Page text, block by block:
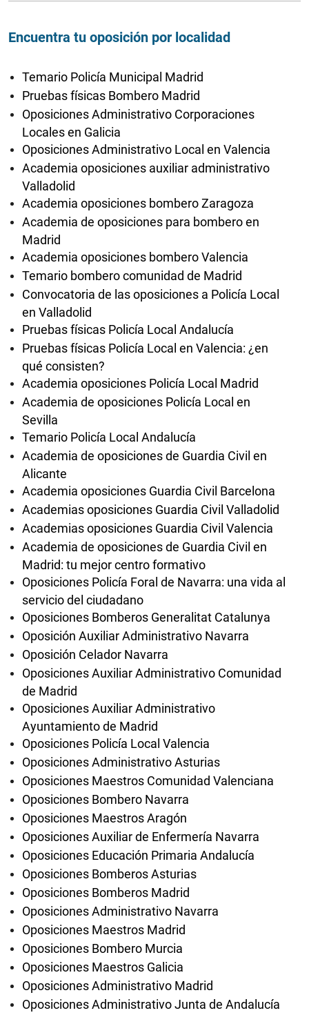
Encuentra tu oposición por localidad
Temario Policía Municipal Madrid
Pruebas físicas Bombero Madrid
Oposiciones Administrativo Corporaciones
Locales en Galicia
Oposiciones Administrativo Local en Valencia
Academia oposiciones auxiliar administrativo
Valladolid
Academia oposiciones bombero Zaragoza
Academia de oposiciones para bombero en
Madrid
Academia oposiciones bombero Valencia
Temario bombero comunidad de Madrid
Convocatoria de las oposiciones a Policía Local
en Valladolid
Pruebas físicas Policía Local Andalucía
Pruebas físicas Policía Local en Valencia: ¿en
qué consisten?
Academia oposiciones Policía Local Madrid
Academia de oposiciones Policía Local en
Sevilla
Temario Policía Local Andalucía
Academia de oposiciones de Guardia Civil en
Alicante
Academia oposiciones Guardia Civil Barcelona
Academias oposiciones Guardia Civil Valladolid
Academias oposiciones Guardia Civil Valencia
Academia de oposiciones de Guardia Civil en
Madrid: tu mejor centro formativo
Oposiciones Policía Foral de Navarra: una vida al
servicio del ciudadano
Oposiciones Bomberos Generalitat Catalunya
Oposición Auxiliar Administrativo Navarra
Oposición Celador Navarra
Oposiciones Auxiliar Administrativo Comunidad
de Madrid
Oposiciones Auxiliar Administrativo
Ayuntamiento de Madrid
Oposiciones Policía Local Valencia
Oposiciones Administrativo Asturias
Oposiciones Maestros Comunidad Valenciana
Oposiciones Bombero Navarra
Oposiciones Maestros Aragón
Oposiciones Auxiliar de Enfermería Navarra
Oposiciones Educación Primaria Andalucía
Oposiciones Bomberos Asturias
Oposiciones Bomberos Madrid
Oposiciones Administrativo Navarra
Oposiciones Maestros Madrid
Oposiciones Bombero Murcia
Oposiciones Maestros Galicia
Oposiciones Administrativo Madrid
Oposiciones Administrativo Junta de Andalucía